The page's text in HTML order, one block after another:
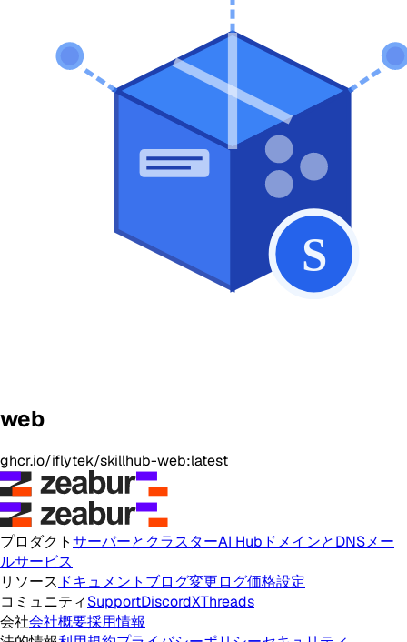
web
ghcr.io/iflytek/skillhub-web:latest
プロダクトサーバーとクラスターAI Hub ドメインとDNSメー
ルサービス
リソース ドキュメント ブログ変更ログ価格設定
コミュニティSupportDiscordXThreads
会社会社概要採用情報